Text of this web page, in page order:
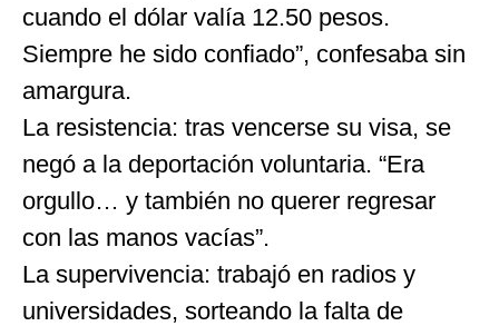
cuando el dólar valía 12.50 pesos.
Siempre he sido confiado”, confesaba sin
amargura.
La resistencia: tras vencerse su visa, se
negó a la deportación voluntaria. “Era
orgullo… y también no querer regresar
con las manos vacías”.
La supervivencia: trabajó en radios y
universidades, sorteando la falta de